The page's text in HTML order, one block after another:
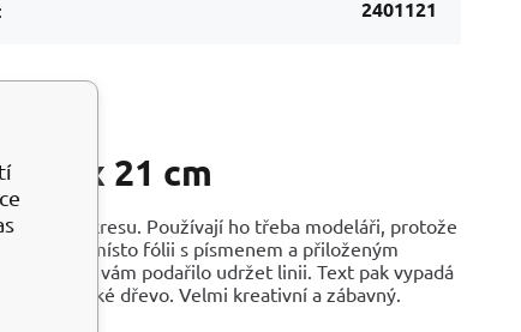
2401121
10 x 21 cm
či výkresu. Používají ho třeba modeláři, protože
potřebné místo fólii s písmenem a přiloženým
pokud se vám podařilo udržet linii. Text pak vypadá
hladké dřevo. Velmi kreativní a zábavný.